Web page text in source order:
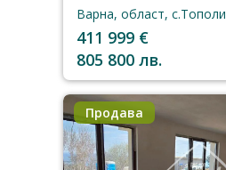
Варна, област, с.Тополи
411 999 €
805 800 лв.
Продава